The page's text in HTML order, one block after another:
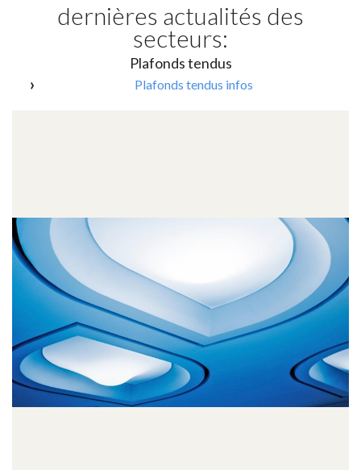
dernières actualités des
secteurs:
Plafonds tendus
Plafonds tendus infos